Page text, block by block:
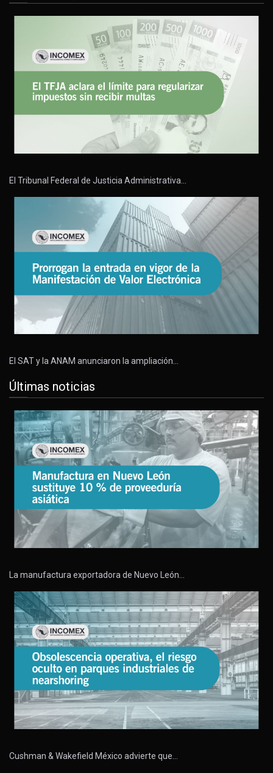
El Tribunal Federal de Justicia Administrativa…
El SAT y la ANAM anunciaron la ampliación…
Últimas noticias
La manufactura exportadora de Nuevo León…
Cushman & Wakefield México advierte que…